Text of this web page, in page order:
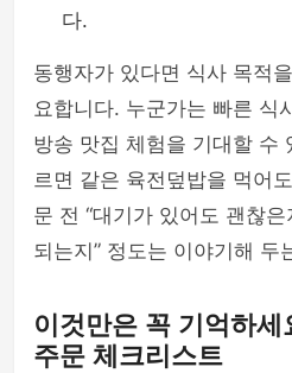
다.
동행자가 있다면 식사 목적
요합니다. 누군가는 빠른 식
방송 맛집 체험을 기대할 수
르면 같은 육전덮밥을 먹어
문 전 “대기가 있어도 괜찮은
되는지” 정도는 이야기해 두
이것만은 꼭 기억하
주문 체크리스트